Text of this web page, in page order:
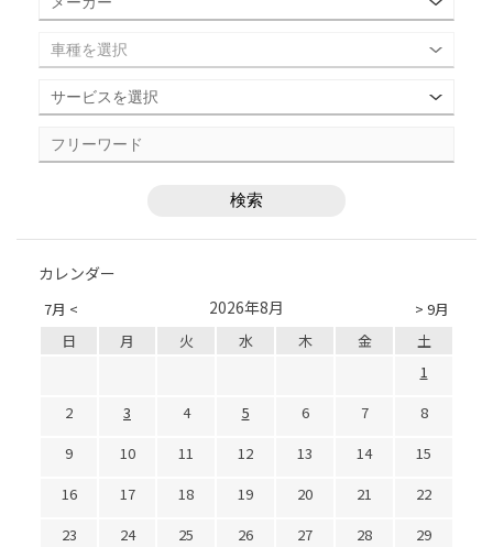
カレンダー
7月 < > 9月
2026年8月
日 月 火 水 木 金
土
1
2
3 4 5 6 7
8
9
10 11 12 13 14
15
16
17 18 19 20 21
22
23
24 25 26 27 28
29